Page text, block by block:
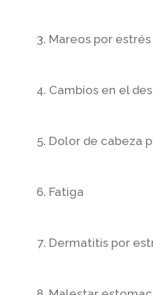
Mareos por estrés
Cambios en el
Dolor de cabeza
Fatiga
Dermatitis por